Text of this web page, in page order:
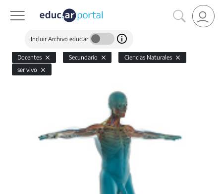
Incluir Archivo educ.ar
Docentes Secundario
Ciencias Naturales
ser vivo